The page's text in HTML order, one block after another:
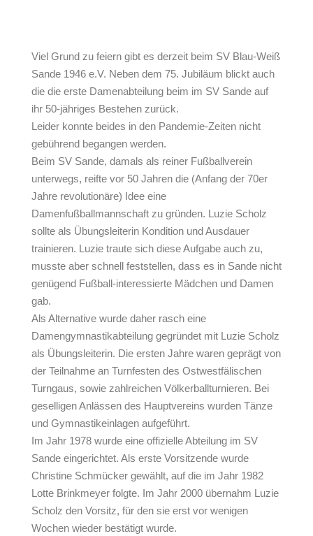
Viel Grund zu feiern gibt es derzeit beim SV Blau-Weiß
Sande 1946 e.V. Neben dem 75. Jubiläum blickt auch
die die erste Damenabteilung beim im SV Sande auf
ihr 50-jähriges Bestehen zurück.
Leider konnte beides in den Pandemie-Zeiten nicht
gebührend begangen werden.
Beim SV Sande, damals als reiner Fußballverein
unterwegs, reifte vor 50 Jahren die (Anfang der 70er
Jahre revolutionäre) Idee eine
Damenfußballmannschaft zu gründen. Luzie Scholz
sollte als Übungsleiterin Kondition und Ausdauer
trainieren. Luzie traute sich diese Aufgabe auch zu,
musste aber schnell feststellen, dass es in Sande nicht
genügend Fußball-interessierte Mädchen und Damen
gab.
Als Alternative wurde daher rasch eine
Damengymnastikabteilung gegründet mit Luzie Scholz
als Übungsleiterin. Die ersten Jahre waren geprägt von
der Teilnahme an Turnfesten des Ostwestfälischen
Turngaus, sowie zahlreichen Völkerballturnieren. Bei
geselligen Anlässen des Hauptvereins wurden Tänze
und Gymnastikeinlagen aufgeführt.
Im Jahr 1978 wurde eine offizielle Abteilung im SV
Sande eingerichtet. Als erste Vorsitzende wurde
Christine Schmücker gewählt, auf die im Jahr 1982
Lotte Brinkmeyer folgte. Im Jahr 2000 übernahm Luzie
Scholz den Vorsitz, für den sie erst vor wenigen
Wochen wieder bestätigt wurde.